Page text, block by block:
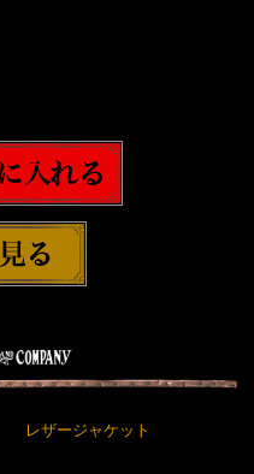
レザージャケット